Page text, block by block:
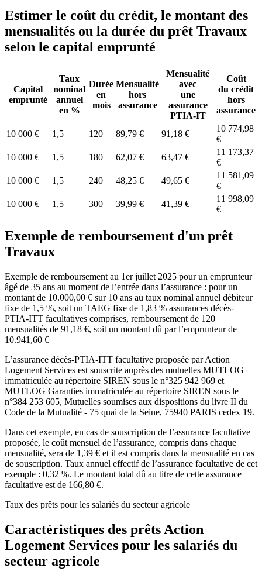
Estimer le coût du crédit, le montant des
mensualités ou la durée du prêt Travaux
selon le capital emprunté
Capital
emprunté
Taux
nominal
annuel
en %
Durée
en
mois
Mensualité
hors
assurance
Mensualité
avec
une
assurance
PTIA-IT
Coût
du crédit
hors
assurance
10 000 € 1,5 120 89,79 € 91,18 €
10 774,98
€
10 000 €
1,5 180 62,07 € 63,47 €
11 173,37
€
10 000 €
1,5 240 48,25 € 49,65 €
11 581,09
€
10 000 €
1,5 300 39,99 € 41,39 €
11 998,09
€
Exemple de remboursement d'un prêt
Travaux
Exemple de remboursement au 1er juillet 2025 pour un emprunteur
âgé de 35 ans au moment de l’entrée dans l’assurance : pour un
montant de 10.000,00 € sur 10 ans au taux nominal annuel débiteur
fixe de 1,5 %, soit un TAEG fixe de 1,83 % assurances décès-
PTIA-ITT facultatives comprises, remboursement de 120
mensualités de 91,18 €, soit un montant dû par l’emprunteur de
10.941,60 €
L’assurance décès-PTIA-ITT facultative proposée par Action
Logement Services est souscrite auprès des mutuelles MUTLOG
immatriculée au répertoire SIREN sous le n°325 942 969 et
MUTLOG Garanties immatriculée au répertoire SIREN sous le
n°384 253 605, Mutuelles soumises aux dispositions du livre II du
Code de la Mutualité - 75 quai de la Seine, 75940 PARIS cedex 19.
Dans cet exemple, en cas de souscription de l’assurance facultative
proposée, le coût mensuel de l’assurance, compris dans chaque
mensualité, sera de 1,39 € et il est compris dans la mensualité en cas
de souscription. Taux annuel effectif de l’assurance facultative de cet
exemple : 0,32 %. Le montant total dû au titre de cette assurance
facultative est de 166,80 €.
Taux des prêts pour les salariés du secteur agricole
Caractéristiques des prêts Action
Logement Services pour les salariés du
secteur agricole